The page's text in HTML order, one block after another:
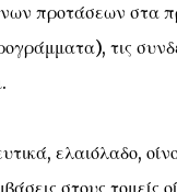
προτάσεων στα
τις
ελαιόλαδο,
στους τομείς